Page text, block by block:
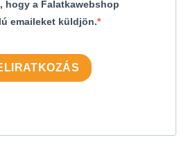
hogy a Falatkawebshop
emaileket küldjön.